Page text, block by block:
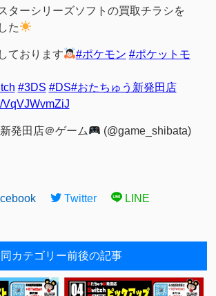
ターシリーズソフトの買取チラシを
た
ております #ポケモン #ポケットモ
#3DS #DS#おたちゅう新発田店
VqVJWvmZiJ
発田店＠ゲーム
(@game_shibata)
Twitter LINE
同カテゴリー前後の記事